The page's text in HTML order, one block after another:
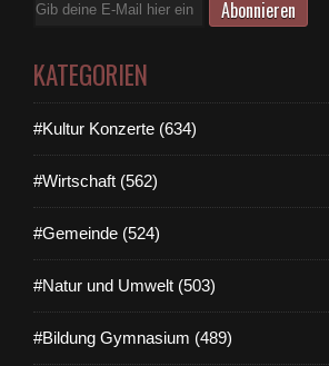
E-
KATEGORIEN
#Kultur Konzerte (634)
#Wirtschaft (562)
#Gemeinde (524)
#Natur und Umwelt (503)
#Bildung Gymnasium (489)